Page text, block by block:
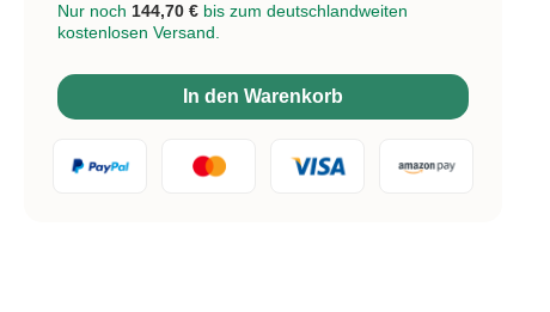
Nur noch 144,70 € bis zum deutschlandweiten
kostenlosen Versand.
In den Warenkorb